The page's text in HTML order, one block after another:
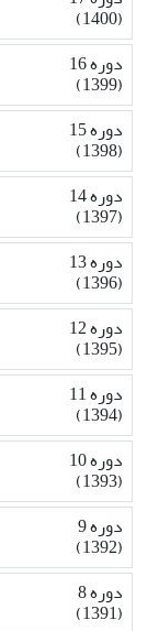
(1400)
دوره 16
(1399)
دوره 15
(1398)
دوره 14
(1397)
دوره 13
(1396)
دوره 12
(1395)
دوره 11
(1394)
دوره 10
(1393)
دوره 9
(1392)
دوره 8
(1391)